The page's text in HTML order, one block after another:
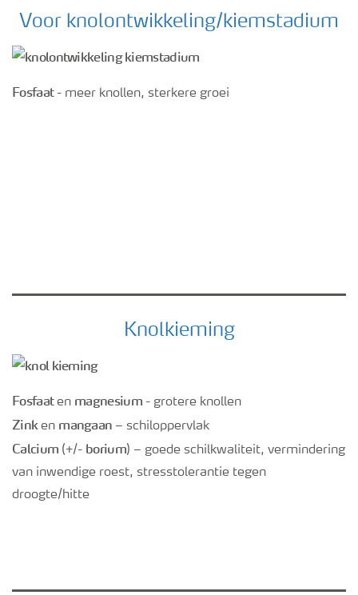
Voor knolontwikkeling/kiemstadium
Fosfaat- meer knollen, sterkere groei
Knolkieming
Fosfaaten magnesium- grotere knollen
Zinken mangaan – schiloppervlak
Calcium (+/- borium) – goede schilkwaliteit, vermindering
van inwendige roest, stresstolerantie tegen
droogte/hitte